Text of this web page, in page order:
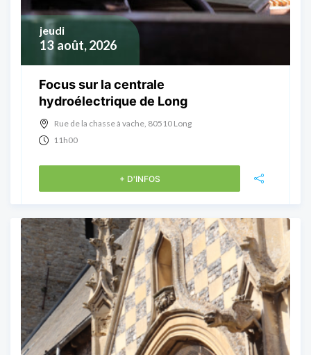
13 août, 2026
jeudi
Focus sur la centrale
hydroélectrique de Long
Rue de la chasse à vache, 80510 Long
11h00
+ D'INFOS